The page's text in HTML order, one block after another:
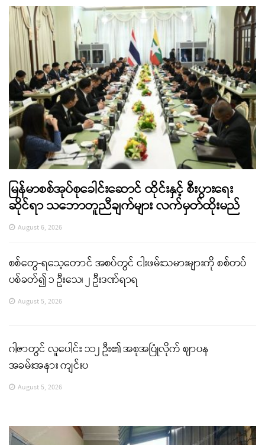
မြန်မာစစ်အုပ်စုခေါင်းဆောင် ထိုင်းနှင့် စီးပွားရေး
ဆိုင်ရာ သဘောတူညီချက်များ လက်မှတ်ထိုးမည်
August 6, 2026
စစ်တွေ-ရသေ့တောင် အစပ်တွင် ငါးဖမ်းသမားများကို စစ်တပ်
ပစ်ခတ်၍ ၁ ဦးသေ၊ ၂ ဦးဒဏ်ရာရ
August 5, 2026
ဂါဇာတွင် လူပေါင်း ၁၁၂ ဦး၏ အစုအပြုံလိုက် ဈာပန
အခမ်းအနား ကျင်းပ
August 5, 2026